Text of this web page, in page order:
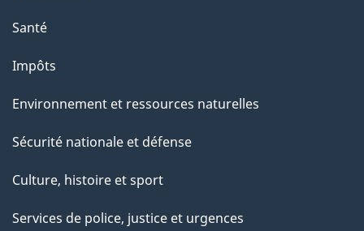
p
a
e
Santé
Impôts
Environnement et ressources naturelles
Sécurité nationale et défense
Culture, histoire et sport
Services de police, justice et urgences